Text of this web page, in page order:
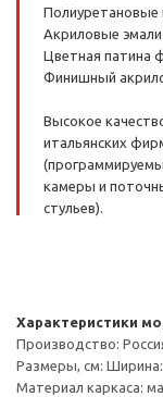
Полиуретановые
Акриловые
Цветная патина
Финишный
Высокое
итальянских
камеры и
стульев).
Характеристики
Производство:
Размеры, см: Ширина:
Материал каркаса: